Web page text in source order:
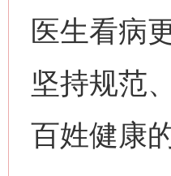
医生看病
坚持规范
百姓健康